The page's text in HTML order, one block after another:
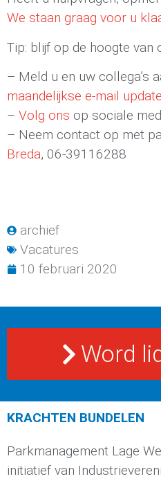
We staan graag voor u
Tip: blijf op de hoogte van
– Meld u en uw collega’s
maandelijkse e-mail update
– Volg ons op sociale
– Neem contact op met
Breda, 06-39116288
archief
Vacatures
10 februari 2020
Word
KRACHTEN BUNDELEN
Parkmanagement Lage
initiatief van